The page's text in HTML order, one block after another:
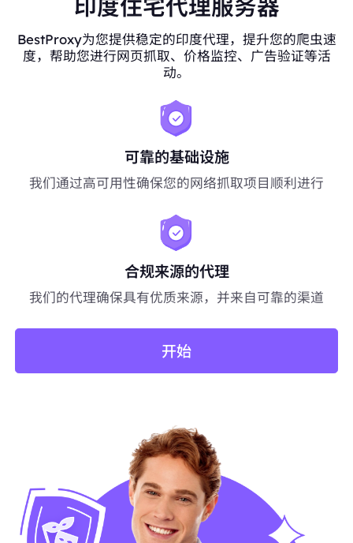
印度住宅代理服务器
BestProxy为您提供稳定的印度代理，提升您的爬虫速
度，帮助您进行网页抓取、价格监控、广告验证等活
动。
可靠的基础设施
我们通过高可用性确保您的网络抓取项目顺利进行
合规来源的代理
我们的代理确保具有优质来源，并来自可靠的渠道
开始